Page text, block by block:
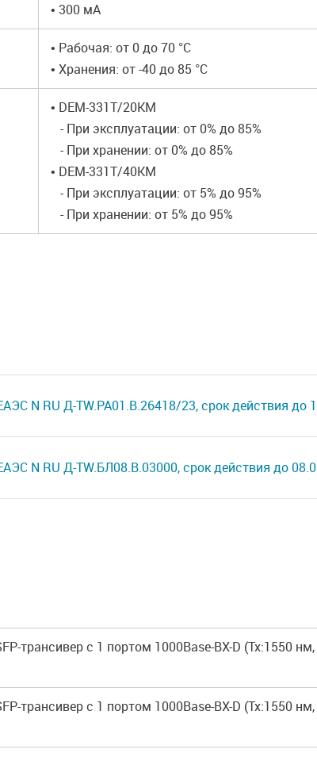
• 300 мА
• Рабочая: от 0 до 70 °C
• Хранения: от -40 до 85 °C
• DEM-331T/20KM
- При эксплуатации: от 0% до 85%
- При хранении: от 0% до 85%
• DEM-331T/40KM
- При эксплуатации: от 5% до 95%
- При хранении: от 5% до 95%
N RU Д-TW.РА01.В.26418/23, срок действия до
N RU Д-TW.БЛ08.В.03000, срок действия до
трансивер с 1 портом 1000Base-BX-D (Tx:1550
трансивер с 1 портом 1000Base-BX-D (Tx:1550